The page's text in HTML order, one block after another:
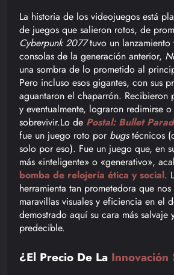
La historia de los videojuegos está
de juegos que salieron rotos, de
Cyberpunk 2077tuvo un lanzamiento
consolas de la generación anterior,
una sombra de lo prometido al
Pero incluso esos gigantes, con sus
aguantaron el chaparrón. Recibieron
y eventualmente, lograron redimirse
sobrevivir.Lo de Postal: Bullet
fue un juego roto por bugstécnicos
solo por eso). Fue un juego que, en
más «inteligente» o «generativo»,
bomba de relojería ética y social.
herramienta tan prometedora que
maravillas visuales y eficiencia en el
demostrado aquí su cara más salvaje
predecible.
¿El Precio De La Innovación